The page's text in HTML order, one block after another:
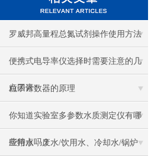
罗威邦高量程总氮试剂操作使用方法
便携式电导率仪选择时需要注意的几
点因素
粒子计数器的原理
你知道实验室多参数水质测定仪有哪
些特点吗？
应用水，废水/饮用水、冷却水/锅炉